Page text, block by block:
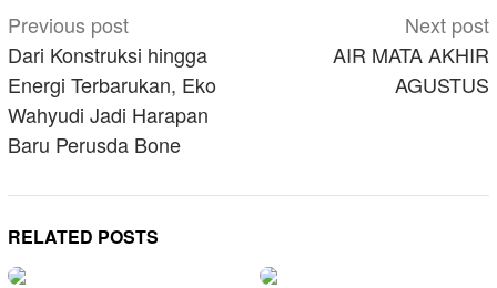
Post
navigation
Previous post
Dari Konstruksi hingga
Energi Terbarukan, Eko
Wahyudi Jadi Harapan
Baru Perusda Bone
Next post
AIR MATA AKHIR
AGUSTUS
RELATED POSTS